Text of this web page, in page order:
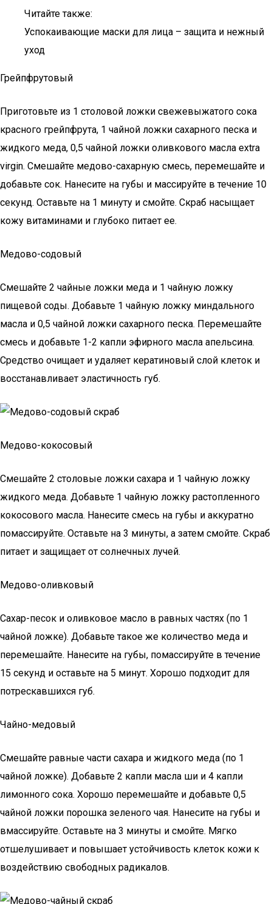
Читайте также:
Успокаивающие маски для лица – защита и нежный
уход
Грейпфрутовый
Приготовьте из 1 столовой ложки свежевыжатого сока
красного грейпфрута, 1 чайной ложки сахарного песка и
жидкого меда, 0,5 чайной ложки оливкового масла extra
virgin. Смешайте медово-сахарную смесь, перемешайте и
добавьте сок. Нанесите на губы и массируйте в течение 10
секунд. Оставьте на 1 минуту и смойте. Скраб насыщает
кожу витаминами и глубоко питает ее.
Медово-содовый
Смешайте 2 чайные ложки меда и 1 чайную ложку
пищевой соды. Добавьте 1 чайную ложку миндального
масла и 0,5 чайной ложки сахарного песка. Перемешайте
смесь и добавьте 1-2 капли эфирного масла апельсина.
Средство очищает и удаляет кератиновый слой клеток и
восстанавливает эластичность губ.
Медово-кокосовый
Смешайте 2 столовые ложки сахара и 1 чайную ложку
жидкого меда. Добавьте 1 чайную ложку растопленного
кокосового масла. Нанесите смесь на губы и аккуратно
помассируйте. Оставьте на 3 минуты, а затем смойте. Скраб
питает и защищает от солнечных лучей.
Медово-оливковый
Сахар-песок и оливковое масло в равных частях (по 1
чайной ложке). Добавьте такое же количество меда и
перемешайте. Нанесите на губы, помассируйте в течение
15 секунд и оставьте на 5 минут. Хорошо подходит для
потрескавшихся губ.
Чайно-медовый
Смешайте равные части сахара и жидкого меда (по 1
чайной ложке). Добавьте 2 капли масла ши и 4 капли
лимонного сока. Хорошо перемешайте и добавьте 0,5
чайной ложки порошка зеленого чая. Нанесите на губы и
вмассируйте. Оставьте на 3 минуты и смойте. Мягко
отшелушивает и повышает устойчивость клеток кожи к
воздействию свободных радикалов.